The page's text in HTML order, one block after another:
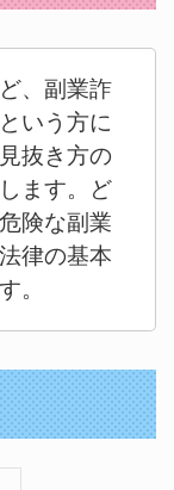
、副業詐
いう方に
抜き方の
ます。ど
険な副業
律の基本
。